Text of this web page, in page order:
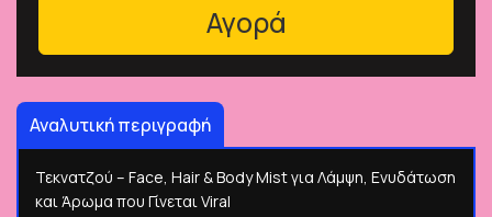
Αγορά
Αναλυτική περιγραφή
Τεκνατζού – Face, Hair & Body Mist για Λάμψη, Ενυδάτωση
και Άρωμα που Γίνεται Viral